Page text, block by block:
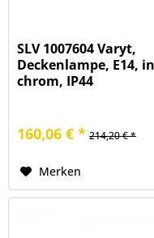
SLV 1007604 Varyt,
Deckenlampe, E14, in
chrom, IP44
160,06 € * 214,20 € *
Merken